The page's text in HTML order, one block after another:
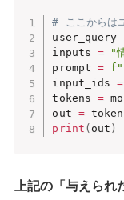
# ここからは
user_query
inputs =
"
prompt = f"
input_ids =
tokens =
out =
print ( out )
上記の「与えら